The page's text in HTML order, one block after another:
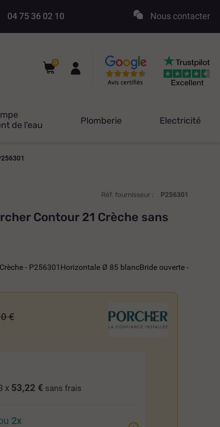
04 75 36 02 10 Nous contacter
0
de l'eau
Plomberie Electricité
Réf. fournisseur : P256301
Contour 21 Crèche sans
- P256301Horizontale Ø 85 blancBride ouverte -
€
x 53,22 € sans frais
2x